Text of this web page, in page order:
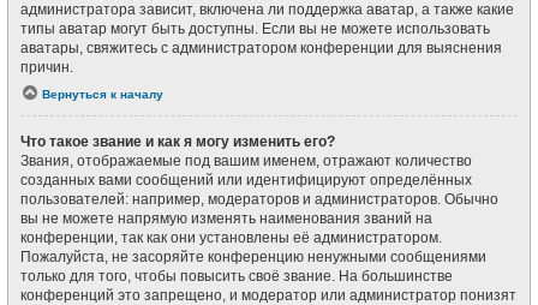
администратора зависит, включена ли поддержка аватар, а также какие
типы аватар могут быть доступны. Если вы не можете использовать
аватары, свяжитесь с администратором конференции для выяснения
причин.
Вернуться к началу
Что такое звание и как я могу изменить его?
Звания, отображаемые под вашим именем, отражают количество
созданных вами сообщений или идентифицируют определённых
пользователей: например, модераторов и администраторов. Обычно
вы не можете напрямую изменять наименования званий на
конференции, так как они установлены её администратором.
Пожалуйста, не засоряйте конференцию ненужными сообщениями
только для того, чтобы повысить своё звание. На большинстве
конференций это запрещено, и модератор или администратор понизят